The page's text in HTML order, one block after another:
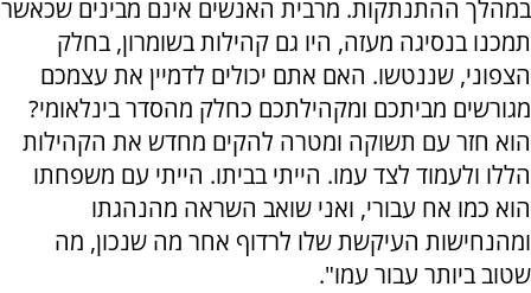
במהלך ההתנתקות. מרבית האנשים אינם מבינים שכאשר
תמכנו בנסיגה מעזה, היו גם קהילות בשומרון, בחלק
הצפוני, שננטשו. האם אתם יכולים לדמיין את עצמכם
מגורשים מביתכם ומקהילתכם כחלק מהסדר בינלאומי?
הוא חזר עם תשוקה ומטרה להקים מחדש את הקהילות
הללו ולעמוד לצד עמו. הייתי בביתו. הייתי עם משפחתו
הוא כמו אח עבורי, ואני שואב השראה מהנהגתו
ומהנחישות העיקשת שלו לרדוף אחר מה שנכון, מה
שטוב ביותר עבור עמו".